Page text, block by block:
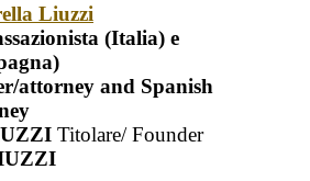
Liuzzi
(Italia) e
attorney and Spanish
Titolare/ Founder